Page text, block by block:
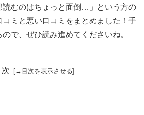
読むのはちょっと面倒…」という方の
コミと悪い口コミをまとめました！手
で、ぜひ読み進めてくださいね。
次